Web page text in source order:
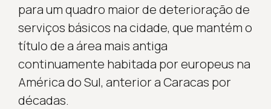
para um quadro maior de deterioração de
serviços básicos na cidade, que mantém o
título de a área mais antiga
continuamente habitada por europeus na
América do Sul, anterior a Caracas por
décadas.